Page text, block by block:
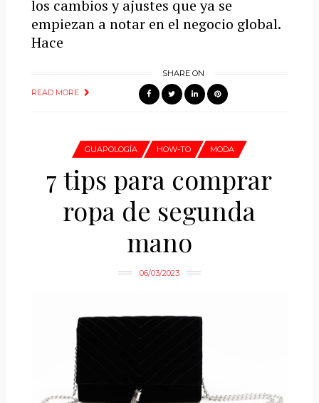
los cambios y ajustes que ya se
empiezan a notar en el negocio global.
Hace
READ MORE
SHARE ON
GUAPOLOGÍA HOW-TO MODA
7 tips para comprar
ropa de segunda
mano
06/03/2023